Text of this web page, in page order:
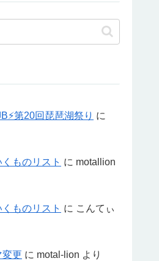
第20回琵琶湖祭り に
ものリスト に motallion
ものリスト に こんてぃ
変更 に motal-lion より